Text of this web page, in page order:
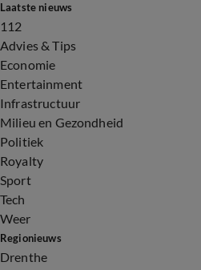
Laatste nieuws
112
Advies & Tips
Economie
Entertainment
Infrastructuur
Milieu en Gezondheid
Politiek
Royalty
Sport
Tech
Weer
Regionieuws
Drenthe